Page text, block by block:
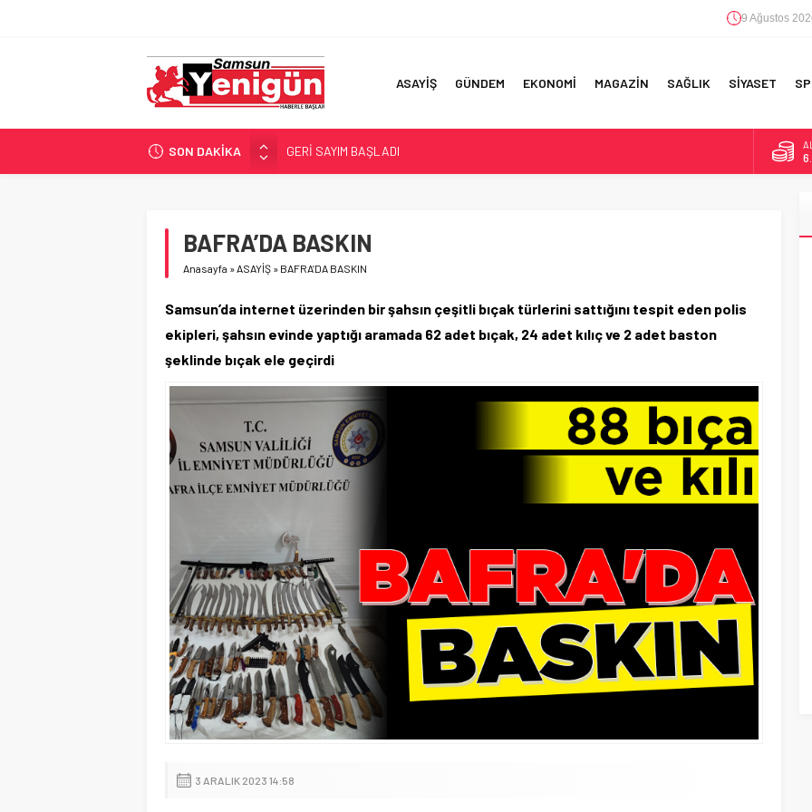
9 Ağustos
ASAYİŞ GÜNDEM EKONOMİ MAGAZİN SAĞLIK SİYASET
SON DAKİKA
GERİ SAYIM BAŞLADI
SAMSUNSPOR’DA HEDEF 5’İNCİLİK!
İŞTE FINDIK FİYATI!
BAFRA’DA BASKIN
Anasayfa »ASAYİŞ » BAFRA’DA BASKIN
Samsun’da internet üzerinden bir şahsın çeşitli bıçak türlerini sattığını tespit eden polis
ekipleri, şahsın evinde yaptığı aramada 62 adet bıçak, 24 adet kılıç ve 2 adet baston
şeklinde bıçak ele geçirdi
3 ARALIK 2023 14:58